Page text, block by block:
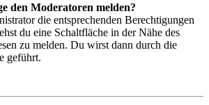
den Moderatoren melden?
die entsprechenden Berechtigungen
du eine Schaltfläche in der Nähe des
zu melden. Du wirst dann durch die
geführt.